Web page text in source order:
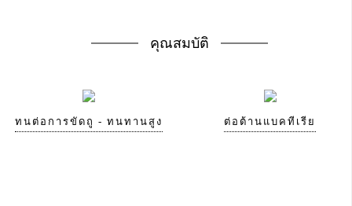
คุณสมบัติ
ทนต่อการขัดถู - ทนทานสูง ต่อต้านแบคทีเรีย